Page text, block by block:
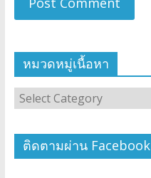
หมวดหมู่เนื้อหา
ติดตามผ่าน Facebook